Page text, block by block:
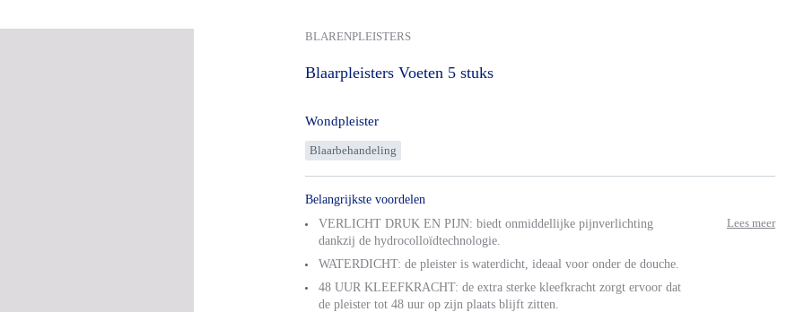
BLARENPLEISTERS
Blaarpleisters Voeten 5 stuks
Wondpleister
Blaarbehandeling
Belangrijkste voordelen
VERLICHT DRUK EN PIJN: biedt onmiddellijke pijnverlichting
dankzij de hydrocolloïdtechnologie.
WATERDICHT: de pleister is waterdicht, ideaal voor onder de douche.
48 UUR KLEEFKRACHT: de extra sterke kleefkracht zorgt ervoor dat
de pleister tot 48 uur op zijn plaats blijft zitten.
Lees meer